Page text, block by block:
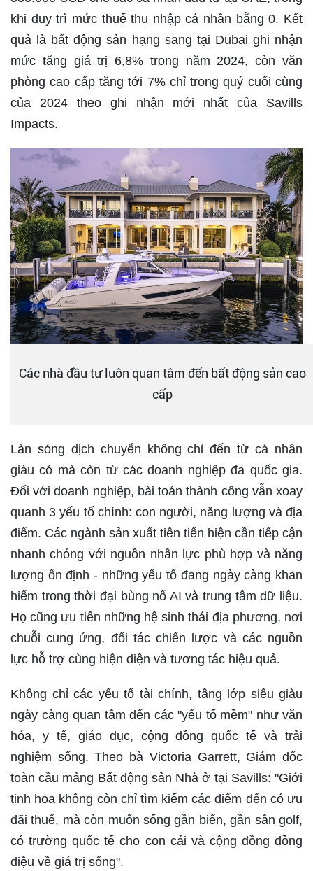
khi duy trì mức thuế thu nhập cá nhân bằng 0. Kết
quả là bất động sản hạng sang tại Dubai ghi nhận
mức tăng giá trị 6,8% trong năm 2024, còn văn
phòng cao cấp tăng tới 7% chỉ trong quý cuối cùng
của 2024 theo ghi nhận mới nhất của Savills
Impacts.
Các nhà đầu tư luôn quan tâm đến bất động sản cao
cấp
Làn sóng dịch chuyển không chỉ đến từ cá nhân
giàu có mà còn từ các doanh nghiệp đa quốc gia.
Đối với doanh nghiệp, bài toán thành công vẫn xoay
quanh 3 yếu tố chính: con người, năng lượng và địa
điểm. Các ngành sản xuất tiên tiến hiện cần tiếp cận
nhanh chóng với nguồn nhân lực phù hợp và năng
lượng ổn định - những yếu tố đang ngày càng khan
hiếm trong thời đại bùng nổ AI và trung tâm dữ liệu.
Họ cũng ưu tiên những hệ sinh thái địa phương, nơi
chuỗi cung ứng, đối tác chiến lược và các nguồn
lực hỗ trợ cùng hiện diện và tương tác hiệu quả.
Không chỉ các yếu tố tài chính, tầng lớp siêu giàu
ngày càng quan tâm đến các "yếu tố mềm" như văn
hóa, y tế, giáo dục, cộng đồng quốc tế và trải
nghiệm sống. Theo bà Victoria Garrett, Giám đốc
toàn cầu mảng Bất động sản Nhà ở tại Savills: "Giới
tinh hoa không còn chỉ tìm kiếm các điểm đến có ưu
đãi thuế, mà còn muốn sống gần biển, gần sân golf,
có trường quốc tế cho con cái và cộng đồng đồng
điệu về giá trị sống".